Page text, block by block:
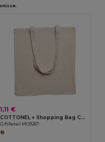
1,11 €
COTTONEL + Shopping Bag Cotton 140g/m²
GiftRetail MO9267